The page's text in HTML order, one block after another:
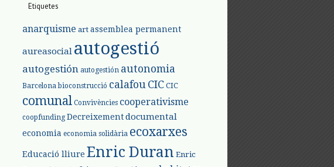
Etiquetes
anarquisme art assemblea permanent
aureasocial autogestió
autogestión autogestión autonomia
Barcelona bioconstrucció calafou CIC CIC
comunal Convivències cooperativisme
coopfunding Decreixementdocumental
economia economia solidària ecoxarxes
Educació lliure Enric Duran Enric